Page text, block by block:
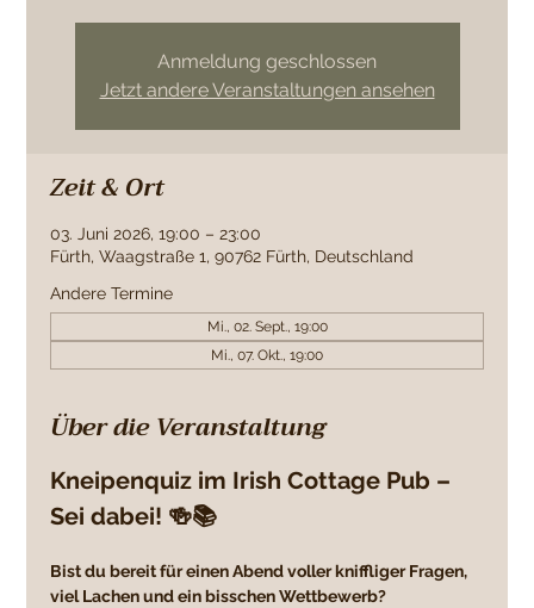
Anmeldung geschlossen
Jetzt andere Veranstaltungen ansehen
Zeit & Ort
03. Juni 2026, 19:00 – 23:00
Fürth, Waagstraße 1, 90762 Fürth, Deutschland
Andere Termine
Mi., 02. Sept., 19:00
Mi., 07. Okt., 19:00
Über die Veranstaltung
Kneipenquiz im Irish Cottage Pub –
Sei dabei! 🍻📚
Bist du bereit für einen Abend voller kniffliger Fragen,
viel Lachen und ein bisschen Wettbewerb?